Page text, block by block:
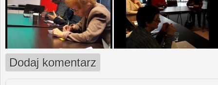
Dodaj komentarz